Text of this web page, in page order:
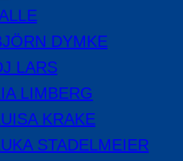
DYMKE
LARS
LIMBERG
KRAKE
STADELMEIER